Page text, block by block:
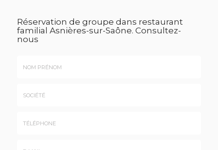
Réservation de groupe dans restaurant
familial Asnières-sur-Saône. Consultez-
nous